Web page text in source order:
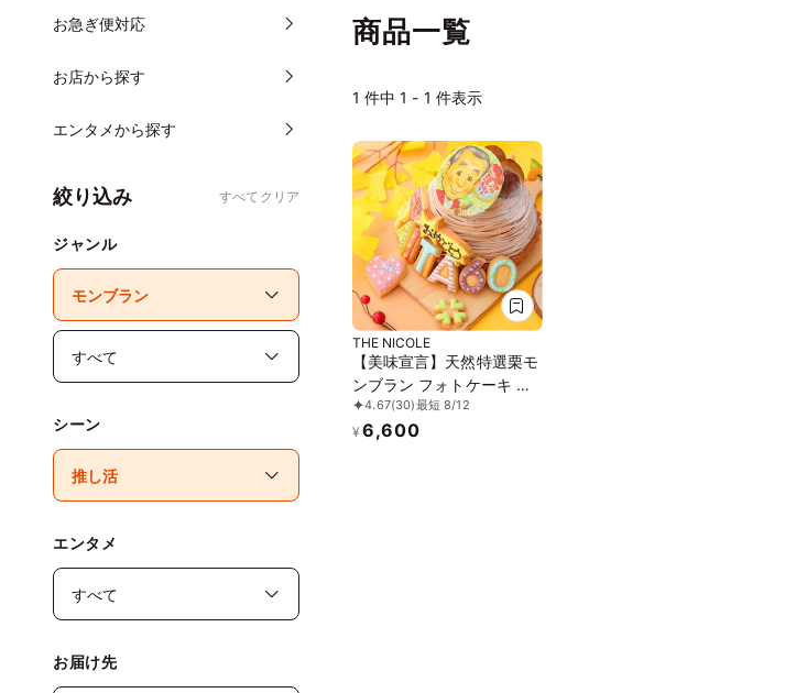
お急ぎ便対応
お店から探す
エンタメから探す
絞り込み すべてクリア
ジャンル
シーン
エンタメ
お届け先
商品一覧
1 件中 1 - 1 件表示
THE NICOLE
【美味宣言】天然特選栗モ
ンブラン フォトケーキ ア
イシングクッキーケーキ
文字入りアイシング 写真
4.67(30)最短 8/12
¥ 6,600